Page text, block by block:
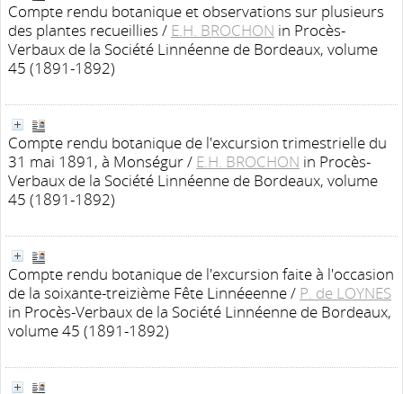
Compte rendu botanique et observations sur plusieurs
des plantes recueillies / E.H. BROCHON in Procès-
Verbaux de la Société Linnéenne de Bordeaux, volume
45 (1891-1892)
Compte rendu botanique de l'excursion trimestrielle du
31 mai 1891, à Monségur/ E.H. BROCHON in Procès-
Verbaux de la Société Linnéenne de Bordeaux, volume
45 (1891-1892)
Compte rendu botanique de l'excursion faite à l'occasion
de la soixante-treizième Fête Linnéeenne/ P. de LOYNES
in Procès-Verbaux de la Société Linnéenne de Bordeaux,
volume 45 (1891-1892)